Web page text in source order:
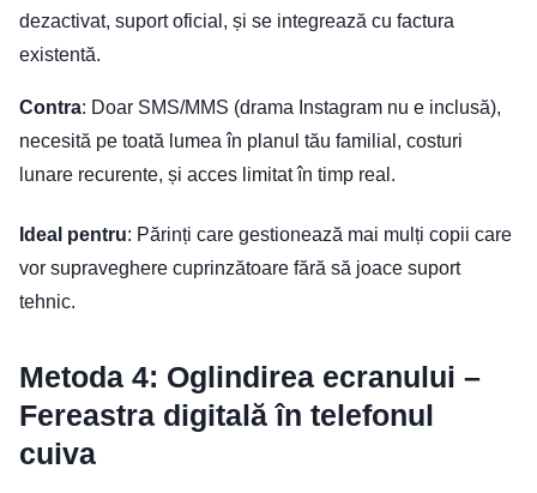
dezactivat, suport oficial, și se integrează cu factura
existentă.
Contra: Doar SMS/MMS (drama Instagram nu e inclusă),
necesită pe toată lumea în planul tău familial, costuri
lunare recurente, și acces limitat în timp real.
Ideal pentru: Părinți care gestionează mai mulți copii care
vor supraveghere cuprinzătoare fără să joace suport
tehnic.
Metoda 4: Oglindirea ecranului –
Fereastra digitală în telefonul
cuiva